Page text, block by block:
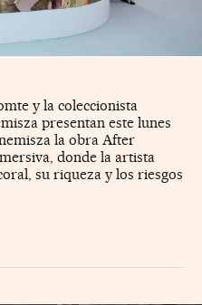
y la coleccionista
presentan este lunes
la obra After
donde la artista
su riqueza y los riesgos